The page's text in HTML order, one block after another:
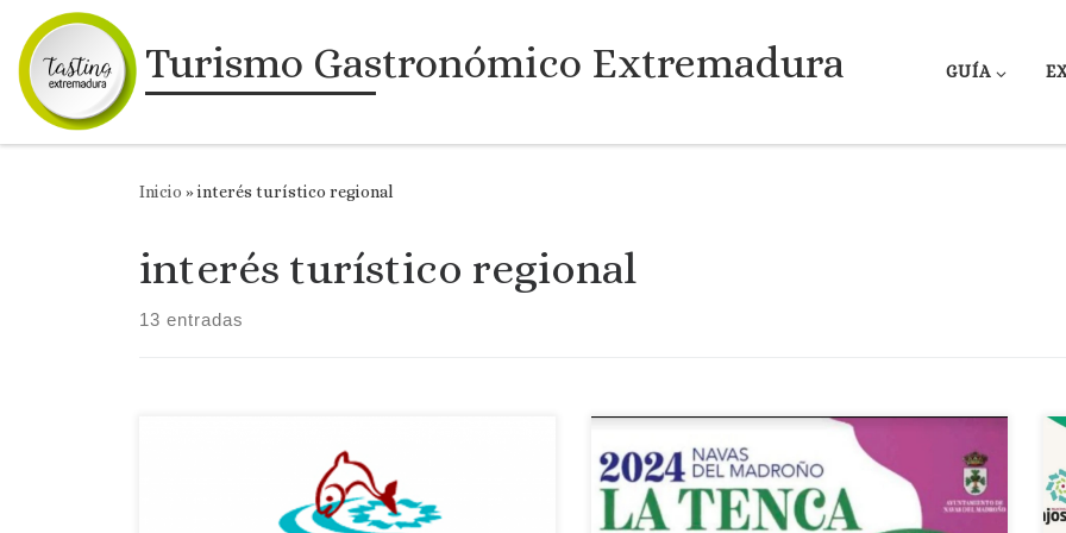
Saltar al contenido
Turismo Gastronómico Extremadura GUÍA
Inicio »interés turístico regional
interés turístico regional
13 entradas
Fecha: 23 de agosto de 2025 Localidad: Garrovillas
de Alconetar Fiesta declarada de Interés Turístico
Regional El Dia de la Tenca ofrece distintas
Fecha: 31 de agosto de 2024 Localidad: Navas del
Madroño Fiesta declarada de Interés Turístico
Regional El Dia de la Tenca ofrece distintas